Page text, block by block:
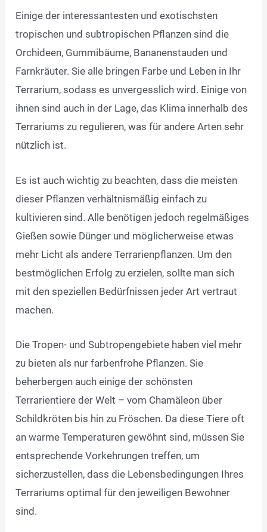
Einige der interessantesten und exotischsten
tropischen und subtropischen Pflanzen sind die
Orchideen, Gummibäume, Bananenstauden und
Farnkräuter. Sie alle bringen Farbe und Leben in Ihr
Terrarium, sodass es unvergesslich wird. Einige von
ihnen sind auch in der Lage, das Klima innerhalb des
Terrariums zu regulieren, was für andere Arten sehr
nützlich ist.
Es ist auch wichtig zu beachten, dass die meisten
dieser Pflanzen verhältnismäßig einfach zu
kultivieren sind. Alle benötigen jedoch regelmäßiges
Gießen sowie Dünger und möglicherweise etwas
mehr Licht als andere Terrarienpflanzen. Um den
bestmöglichen Erfolg zu erzielen, sollte man sich
mit den speziellen Bedürfnissen jeder Art vertraut
machen.
Die Tropen- und Subtropengebiete haben viel mehr
zu bieten als nur farbenfrohe Pflanzen. Sie
beherbergen auch einige der schönsten
Terrarientiere der Welt – vom Chamäleon über
Schildkröten bis hin zu Fröschen. Da diese Tiere oft
an warme Temperaturen gewöhnt sind, müssen Sie
entsprechende Vorkehrungen treffen, um
sicherzustellen, dass die Lebensbedingungen Ihres
Terrariums optimal für den jeweiligen Bewohner
sind.